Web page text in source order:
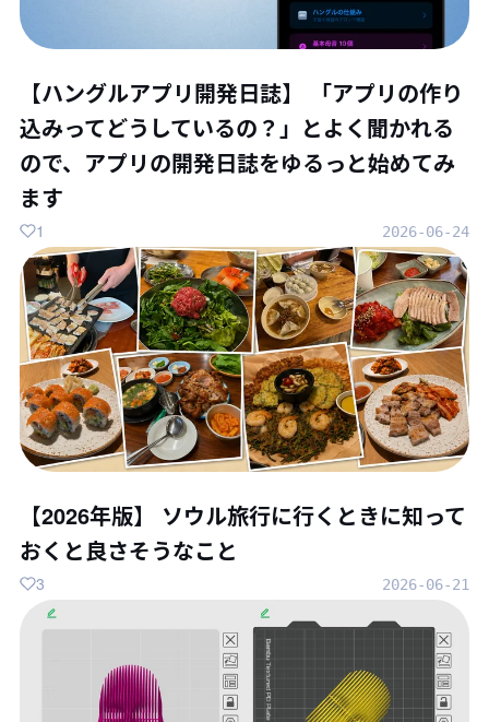
【ハングルアプリ開発日誌】 「アプリの作り
込みってどうしているの？」とよく聞かれる
ので、アプリの開発日誌をゆるっと始めてみ
ます
2026-06-24
1
【2026年版】 ソウル旅行に行くときに知って
おくと良さそうなこと
2026-06-21
3